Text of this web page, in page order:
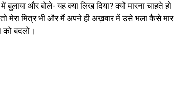
और बोले- यह क्या लिख दिया? क्यों मारना चाहते हो
तो मेरा मित्र भी और मैं अपने ही अख़बार में उसे भला कैसे मार
बदलो।